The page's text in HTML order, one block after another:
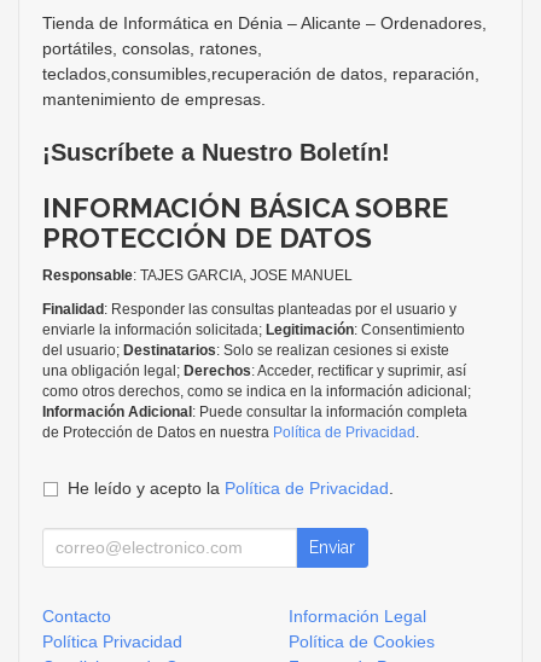
Tienda de Informática en Dénia – Alicante – Ordenadores,
portátiles, consolas, ratones,
teclados,consumibles,recuperación de datos, reparación,
mantenimiento de empresas.
¡Suscríbete a Nuestro Boletín!
INFORMACIÓN BÁSICA SOBRE
PROTECCIÓN DE DATOS
Responsable: TAJES GARCIA, JOSE MANUEL
Finalidad : Responder las consultas planteadas por el usuario y
enviarle la información solicitada; Legitimación: Consentimiento
del usuario; Destinatarios: Solo se realizan cesiones si existe
una obligación legal; Derechos: Acceder, rectificar y suprimir, así
como otros derechos, como se indica en la información adicional;
Información Adicional : Puede consultar la información completa
de Protección de Datos en nuestra Política de Privacidad
He leído y acepto la Política de Privacidad
Enviar
Contacto
Información Legal
Política Privacidad
Política de Cookies